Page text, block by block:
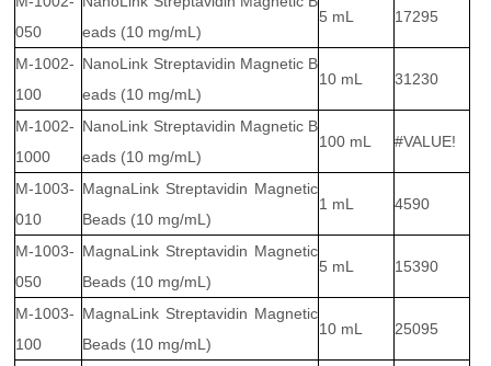
050
eads (10 mg/mL)
5 mL 17295
M-1002-
100
NanoLink Streptavidin Magnetic B
eads (10 mg/mL)
10 mL 31230
M-1002-
1000
NanoLink Streptavidin Magnetic B
eads (10 mg/mL)
100 mL #VALUE!
M-1003-
010
MagnaLink Streptavidin Magnetic
Beads (10 mg/mL)
1 mL 4590
M-1003-
050
MagnaLink Streptavidin Magnetic
Beads (10 mg/mL)
5 mL 15390
M-1003-
100
MagnaLink Streptavidin Magnetic
Beads (10 mg/mL)
10 mL 25095